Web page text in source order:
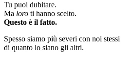
Tu puoi dubitare.
Ma loro ti hanno scelto.
Questo è il fatto.
Spesso siamo più severi con noi stessi
di quanto lo siano gli altri.